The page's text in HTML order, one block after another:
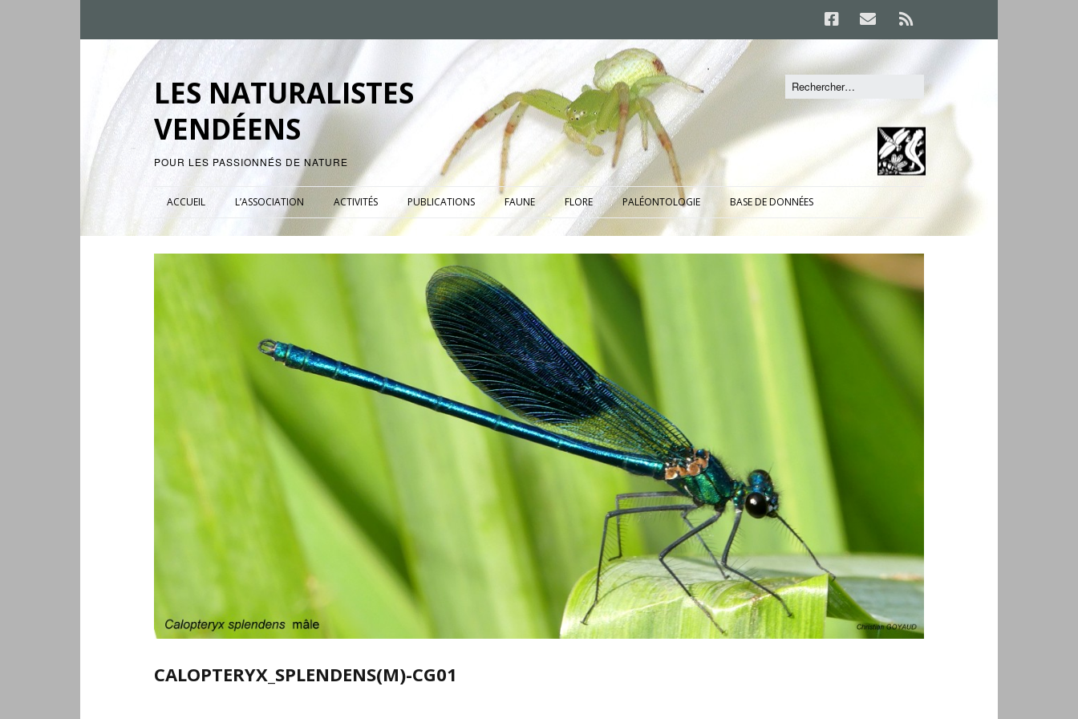
LES NATURALISTES
VENDÉENS
POUR LES PASSIONNÉS DE NATURE
ACCUEIL L’ASSOCIATION ACTIVITÉS PUBLICATIONS FAUNE FLORE PALÉONTOLOGIE BASE DE DONNÉES
CALOPTERYX_SPLENDENS(M)-CG01